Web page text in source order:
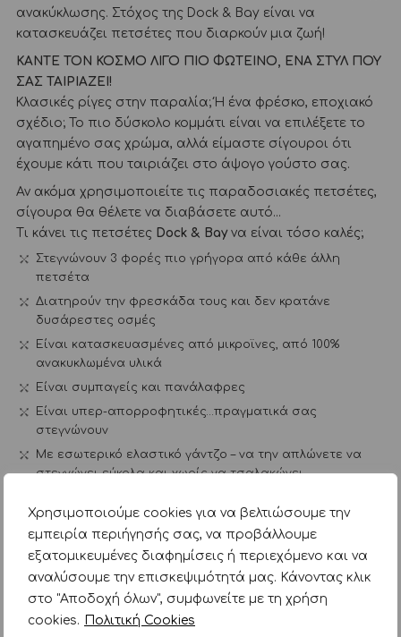
Χρησιμοποιούμε cookies για να βελτιώσουμε την
εμπειρία περιήγησής σας, να προβάλλουμε
εξατομικευμένες διαφημίσεις ή περιεχόμενο και να
αναλύσουμε την επισκεψιμότητά μας. Κάνοντας κλικ
στο "Αποδοχή όλων", συμφωνείτε με τη χρήση
cookies. Πολιτική Cookies
ανακύκλωσης. Στόχος της Dock & Bay είναι να
κατασκευάζει πετσέτες που διαρκούν μια ζωή!
ΚΑΝΤΕ ΤΟΝ ΚΟΣΜΟ ΛΙΓΟ ΠΙΟ ΦΩΤΕΙΝΟ,
ΕΝΑ ΣΤΥΛ ΠΟΥ
ΣΑΣ ΤΑΙΡΙΑΖΕΙ!
Κλασικές ρίγες στην παραλία; Ή ένα φρέσκο, εποχιακό
σχέδιο; Το πιο δύσκολο κομμάτι είναι να επιλέξετε το
αγαπημένο σας χρώμα, αλλά είμαστε σίγουροι ότι
έχουμε κάτι που ταιριάζει στο άψογο γούστο σας.
Αν ακόμα χρησιμοποιείτε τις παραδοσιακές πετσέτες,
σίγουρα θα θέλετε να διαβάσετε αυτό…
Τι κάνει τις πετσέτες Dock & Bayνα είναι τόσο καλές;
Στεγνώνουν 3 φορές πιο γρήγορα από κάθε άλλη
πετσέτα
Διατηρούν την φρεσκάδα τους και δεν κρατάνε
δυσάρεστες οσμές
Είναι κατασκευασμένες από μικροϊνες, από 100%
ανακυκλωμένα υλικά
Είναι συμπαγείς και πανάλαφρες
Είναι υπερ-απορροφητικές…πραγματικά σας
στεγνώνουν
Με εσωτερικό ελαστικό γάντζο – να την απλώνετε να
στεγνώνει εύκολα και χωρίς να τσαλακώνει
(βιοδιασπώμενο, όχι ανακυκλωμένο)
Υλικό πετσέτας: 83% μικροϊνες, 17% πολυαμίδιο.
Πλένονται στο πλυντήριοΕίναι Certified B Corp
και GRS (Διεθνές πρότυπο πιστοποίησης για προϊόντα
που περιέχουν ανακυκλωμένα υλικά).
Μέγεθος:160x90cm